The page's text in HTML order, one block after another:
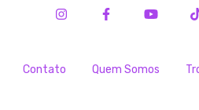
Contato Quem Somos